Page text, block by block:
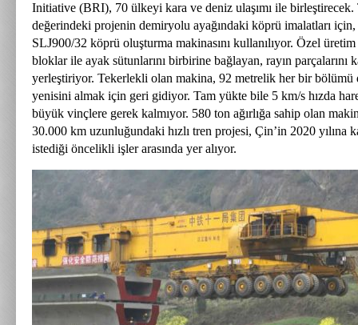
Initiative (BRI), 70 ülkeyi kara ve deniz ulaşımı ile
değerindeki projenin demiryolu ayağındaki köprü imalatları için,
SLJ900/32 köprü oluşturma makinasını kullanılıyor. Özel
bloklar ile ayak sütunlarını birbirine bağlayan, rayın parçalarını
yerleştiriyor. Tekerlekli olan makina, 92 metrelik her bir bölümü
yenisini almak için geri gidiyor. Tam yükte bile 5 km/s hızda
büyük vinçlere gerek kalmıyor. 580 ton ağırlığa sahip olan
30.000 km uzunluğundaki hızlı tren projesi, Çin’in 2020 yılına
istediği öncelikli işler arasında yer alıyor.